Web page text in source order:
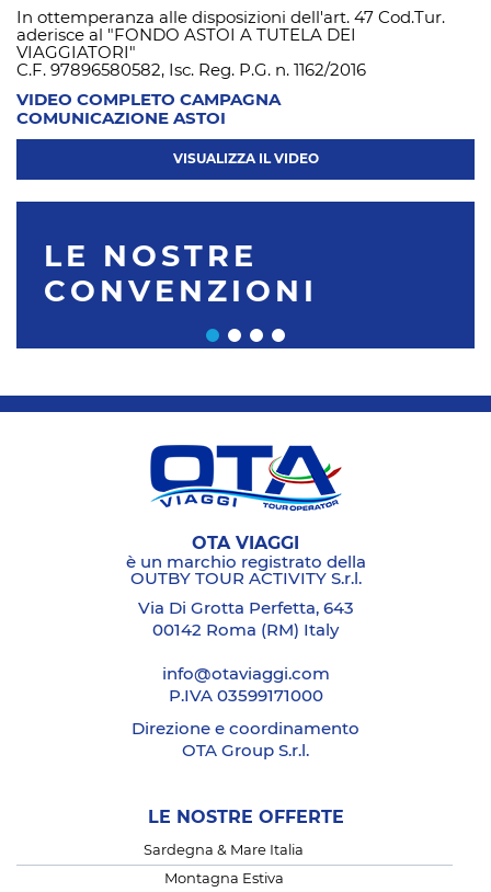
In ottemperanza alle disposizioni dell'art. 47 Cod.Tur.
aderisce al "FONDO ASTOI A TUTELA DEI
VIAGGIATORI"
C.F. 97896580582, Isc. Reg. P.G. n. 1162/2016
VIDEO COMPLETO CAMPAGNA
COMUNICAZIONE ASTOI
VISUALIZZA IL VIDEO
LE NOSTRE
CONVENZIONI
OTA VIAGGI
è un marchio registrato della
OUTBY TOUR ACTIVITY S.r.l.
Via Di Grotta Perfetta, 643
00142 Roma (RM) Italy
info@otaviaggi.com
P.IVA 03599171000
Direzione e coordinamento
OTA Group S.r.l.
LE NOSTRE OFFERTE
Sardegna & Mare Italia
Montagna Estiva